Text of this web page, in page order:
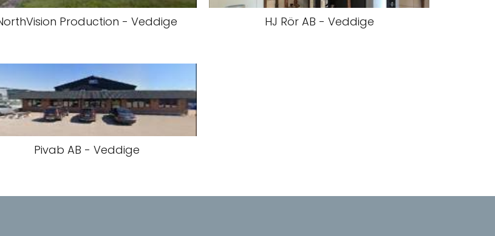
Production - Veddige HJ Rör AB - Veddige
Pivab AB - Veddige